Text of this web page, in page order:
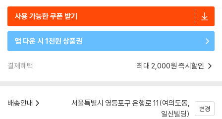
사용 가능한 쿠폰 받기
앱 다운 시 1천원 상품권
결제혜택 최대 2,000원 즉시할인
배송안내
서울특별시 영등포구 은행로 11(여의도동,
일신빌딩)
변경